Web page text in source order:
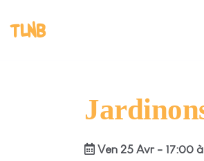
TLNB
Ven 25 Avr - 17:00